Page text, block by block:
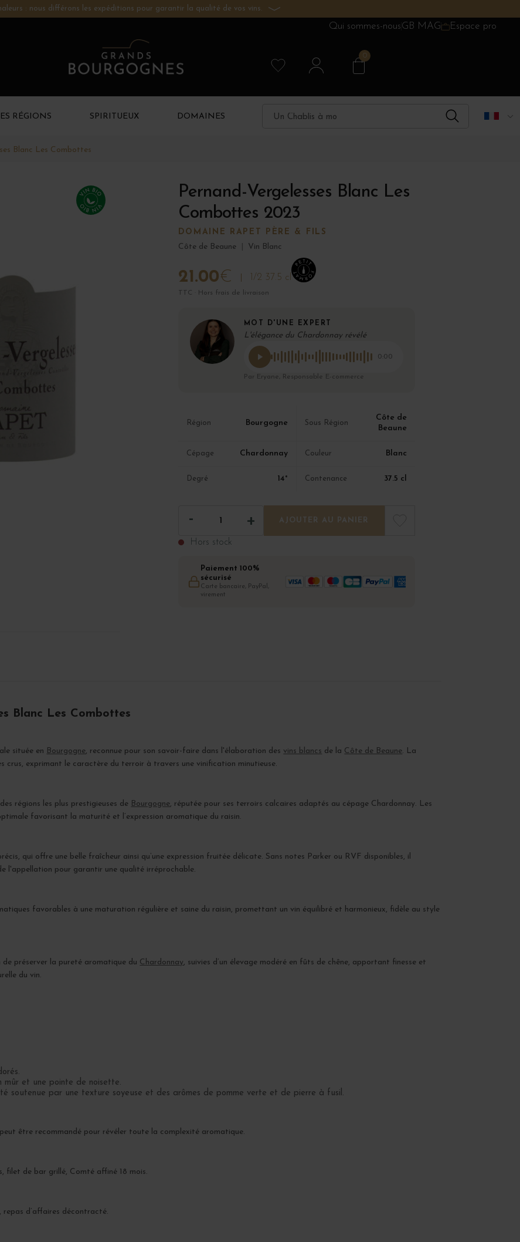
: nous différons les expéditions pour garantir la qualité de vos vins.
Qui sommes-nousGB MAG Espace pro
0
RÉGIONS SPIRITUEUX DOMAINES
Blanc Les Combottes
Pernand-Vergelesses Blanc Les
Combottes 2023
DOMAINE RAPET PÈRE & FILS
Côte de Beaune
Vin Blanc
21.00€ 1/2 37.5 cl
TTC · Hors frais de livraison
MOT D'UNE EXPERT
L'élégance du Chardonnay révélé
0:00
Par Eryane, Responsable E-commerce
Région Bourgogne Sous Région
Côte de
Beaune
Cépage Chardonnay Couleur Blanc
Degré 14° Contenance 37.5 cl
AJOUTER AU PANIER
Hors stock
Paiement 100%
sécurisé
Carte bancaire, PayPal,
virement
Blanc Les Combottes
située en Bourgogne, reconnue pour son savoir-faire dans l'élaboration des vins blancs de la Côte de Beaune. La
crus, exprimant le caractère du terroir à travers une vinification minutieuse.
régions les plus prestigieuses de Bourgogne, réputée pour ses terroirs calcaires adaptés au cépage Chardonnay. Les
favorisant la maturité et l’expression aromatique du raisin.
qui offre une belle fraîcheur ainsi qu’une expression fruitée délicate. Sans notes Parker ou RVF disponibles, il
l'appellation pour garantir une qualité irréprochable.
favorables à une maturation régulière et saine du raisin, promettant un vin équilibré et harmonieux, fidèle au style
préserver la pureté aromatique du Chardonnay, suivies d’un élevage modéré en fûts de chêne, apportant finesse et
du vin.
mûr et une pointe de noisette.
soutenue par une texture soyeuse et des arômes de pomme verte et de pierre à fusil.
peut être recommandé pour révéler toute la complexité aromatique.
filet de bar grillé, Comté affiné 18 mois.
d’affaires décontracté.